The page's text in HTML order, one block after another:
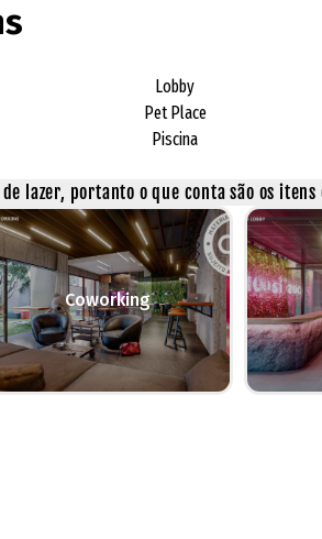
Lobby
Pet Place
Piscina
lazer, portanto o que conta são os
Coworking